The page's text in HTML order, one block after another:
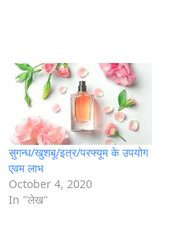
सुगन्ध/खुशबू/इत्र/परफ्यूम के उपयोग
एवम लाभ
October 4, 2020
In "लेख"